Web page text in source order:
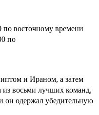
по восточному времени
по
и Ираном, а затем
восьми лучших команд,
он одержал убедительную